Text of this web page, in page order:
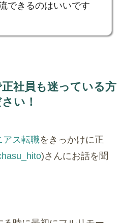
できるのはいいです
社員も迷っている方
い！
アス転職をきっかけに正
)さんにお話を聞